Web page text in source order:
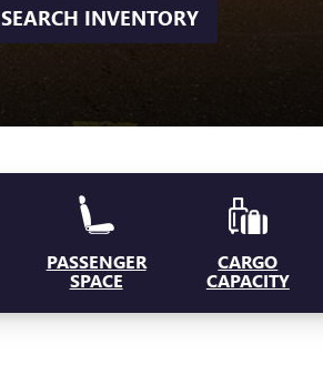
SEARCH INVENTORY
PASSENGER
SPACE
CARGO
CAPACITY